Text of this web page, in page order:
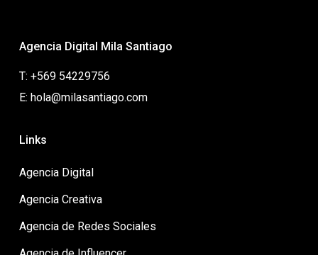
Agencia Digital Mila Santiago
T: +569 54229756
E: hola@milasantiago.com
Links
Agencia Digital
Agencia Creativa
Agencia de Redes Sociales